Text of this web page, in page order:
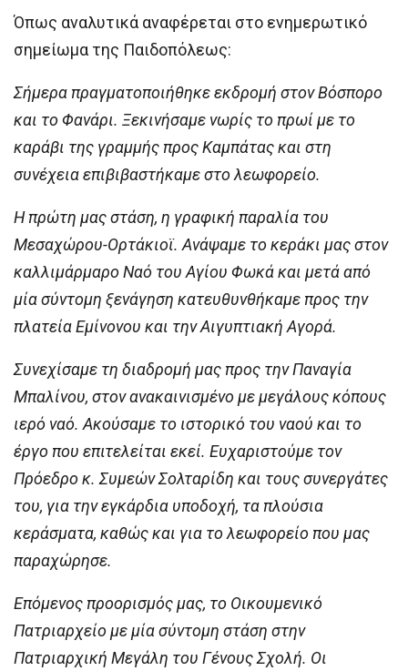
Όπως αναλυτικά αναφέρεται στο ενημερωτικό
σημείωμα της Παιδοπόλεως:
Σήμερα πραγματοποιήθηκε εκδρομή στον Βόσπορο
και το Φανάρι. Ξεκινήσαμε νωρίς το πρωί με το
καράβι της γραμμής προς Καμπάτας και στη
συνέχεια επιβιβαστήκαμε στο λεωφορείο.
Η πρώτη μας στάση, η γραφική παραλία του
Μεσαχώρου-Ορτάκιοϊ. Ανάψαμε το κεράκι μας στον
καλλιμάρμαρο Ναό του Αγίου Φωκά και μετά από
μία σύντομη ξενάγηση κατευθυνθήκαμε προς την
πλατεία Εμίνονου και την Αιγυπτιακή Αγορά.
Συνεχίσαμε τη διαδρομή μας προς την Παναγία
Μπαλίνου, στον ανακαινισμένο με μεγάλους κόπους
ιερό ναό. Ακούσαμε το ιστορικό του ναού και το
έργο που επιτελείται εκεί. Ευχαριστούμε τον
Πρόεδρο κ. Συμεών Σολταρίδη και τους συνεργάτες
του, για την εγκάρδια υποδοχή, τα πλούσια
κεράσματα, καθώς και για το λεωφορείο που μας
παραχώρησε.
Επόμενος προορισμός μας, το Οικουμενικό
Πατριαρχείο με μία σύντομη στάση στην
Πατριαρχική Μεγάλη του Γένους Σχολή. Οι